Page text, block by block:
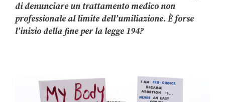
di denunciare un trattamento medico non
professionale al limite dell’umiliazione. È forse
l’inizio della fine per la legge 194?